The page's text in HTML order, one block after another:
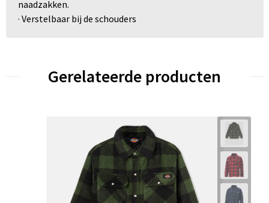
naadzakken.
· Verstelbaar bij de schouders
Gerelateerde producten